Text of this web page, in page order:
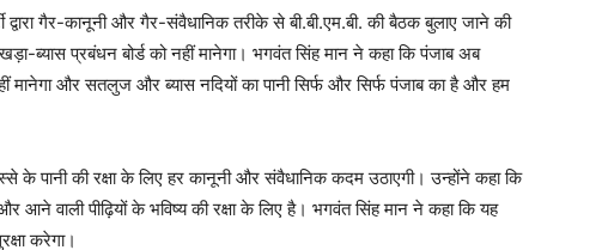
द्वारा गैर-कानूनी और गैर-संवैधानिक तरीके से बी.बी.एम.बी. की बैठक बुलाए जाने की
ब्यास प्रबंधन बोर्ड को नहीं मानेगा। भगवंत सिंह मान ने कहा कि पंजाब अब
मानेगा और सतलुज और ब्यास नदियों का पानी सिर्फ और सिर्फ पंजाब का है और हम
के पानी की रक्षा के लिए हर कानूनी और संवैधानिक कदम उठाएगी। उन्होंने कहा कि
आने वाली पीढ़ियों के भविष्य की रक्षा के लिए है। भगवंत सिंह मान ने कहा कि यह
करेगा।